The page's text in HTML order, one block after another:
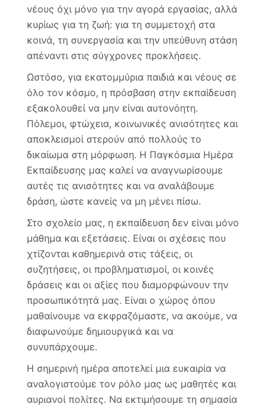
νέους όχι μόνο για την αγορά εργασίας, αλλά
κυρίως για τη ζωή: για τη συμμετοχή στα
κοινά, τη συνεργασία και την υπεύθυνη στάση
απέναντι στις σύγχρονες προκλήσεις.
Ωστόσο, για εκατομμύρια παιδιά και νέους σε
όλο τον κόσμο, η πρόσβαση στην εκπαίδευση
εξακολουθεί να μην είναι αυτονόητη.
Πόλεμοι, φτώχεια, κοινωνικές ανισότητες και
αποκλεισμοί στερούν από πολλούς το
δικαίωμα στη μόρφωση. Η Παγκόσμια Ημέρα
Εκπαίδευσης μας καλεί να αναγνωρίσουμε
αυτές τις ανισότητες και να αναλάβουμε
δράση, ώστε κανείς να μη μένει πίσω.
Στο σχολείο μας, η εκπαίδευση δεν είναι μόνο
μάθημα και εξετάσεις. Είναι οι σχέσεις που
χτίζονται καθημερινά στις τάξεις, οι
συζητήσεις, οι προβληματισμοί, οι κοινές
δράσεις και οι αξίες που διαμορφώνουν την
προσωπικότητά μας. Είναι ο χώρος όπου
μαθαίνουμε να εκφραζόμαστε, να ακούμε, να
διαφωνούμε δημιουργικά και να
συνυπάρχουμε.
Η σημερινή ημέρα αποτελεί μια ευκαιρία να
αναλογιστούμε τον ρόλο μας ως μαθητές και
αυριανοί πολίτες. Να εκτιμήσουμε τη σημασία